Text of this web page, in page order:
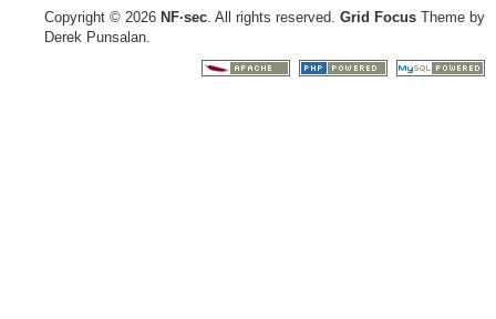
Copyright © 2026 NF·sec. All rights reserved. Grid Focus Theme by
Derek Punsalan.